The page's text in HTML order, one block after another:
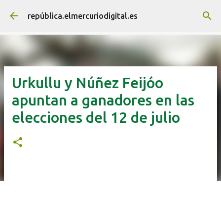
Ir al contenido principal
república.elmercuriodigital.es
Urkullu y Núñez Feijóo
apuntan a ganadores en las
elecciones del 12 de julio